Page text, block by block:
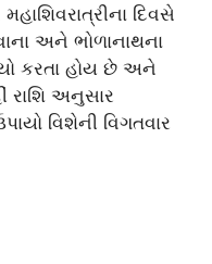
દિવસે
અને ભોળાનાથના
કરતા હોય છે અને
રાશિ અનુસાર
વિશેની વિગતવાર